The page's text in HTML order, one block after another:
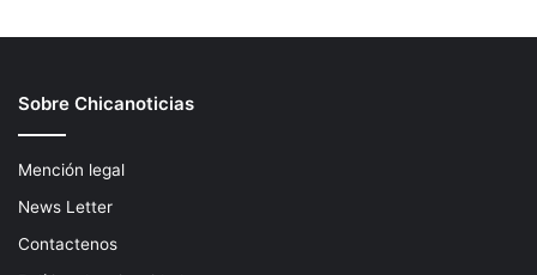
Sobre Chicanoticias
Mención legal
News Letter
Contactenos